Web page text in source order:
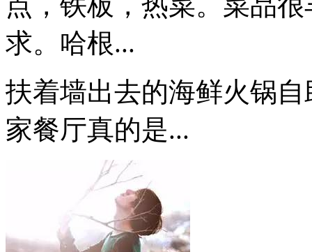
求。哈根...
扶着墙出去的海鲜火锅
家餐厅真的是...